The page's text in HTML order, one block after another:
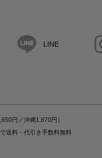
LINE
円／沖縄1,870円）
送料・代引き手数料無料